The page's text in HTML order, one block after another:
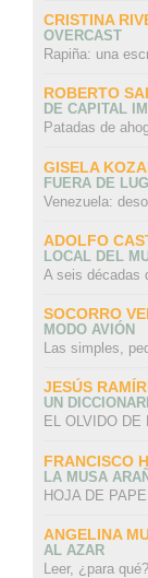
CRISTINA
OVERCAST
Rapiña: una
ROBERTO
DE CAPITAL
Patadas de
GISELA
FUERA DE
Venezuela:
ADOLFO
LOCAL DEL
A seis décadas
SOCORRO
MODO AVIÓN
Las simples,
JESÚS
UN
EL OLVIDO DE
FRANCISCO
LA MUSA
HOJA DE
ANGELINA
AL AZAR
Leer, ¿para qué?